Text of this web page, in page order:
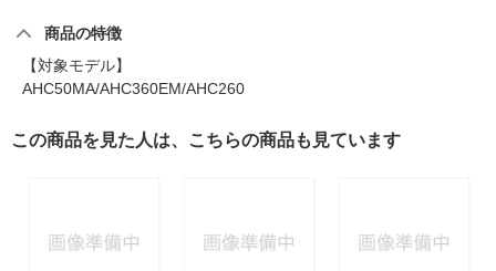
商品の特徴
【対象モデル】
AHC50MA/AHC360EM/AHC260
この商品を見た人は、こちらの商品も見ています